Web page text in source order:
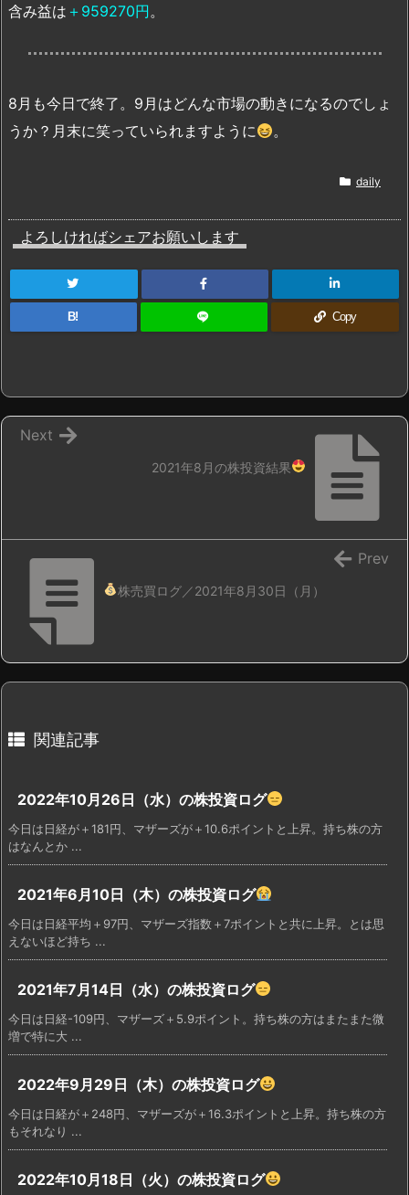
含み益は ＋959270円。
8月も今日で終了。9月はどんな市場の動きになるのでしょ
うか？月末に笑っていられますように
。
daily
よろしければシェアお願いします
B! Copy
2021年8月の株投資結果
Next
株売買ログ／2021年8月30日（月）
Prev
関連記事
2022年10月26日（水）の株投資ログ
今日は日経が＋181円、マザーズが＋10.6ポイントと上昇。持ち株の方
はなんとか ...
2021年6月10日（木）の株投資ログ
今日は日経平均＋97円、マザーズ指数＋7ポイントと共に上昇。とは思
えないほど持ち ...
2021年7月14日（水）の株投資ログ
今日は日経-109円、マザーズ＋5.9ポイント。持ち株の方はまたまた微
増で特に大 ...
2022年9月29日（木）の株投資ログ
今日は日経が＋248円、マザーズが＋16.3ポイントと上昇。持ち株の方
もそれなり ...
2022年10月18日（火）の株投資ログ